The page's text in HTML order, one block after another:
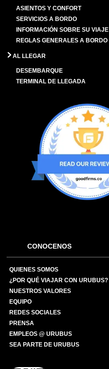
ASIENTOS Y CONFORT
SERVICIOS A BORDO
INFORMACIÓN SOBRE SU VIAJE
REGLAS GENERALES A BORDO
AL LLEGAR
DESEMBARQUE
TERMINAL DE LLEGADA
CONOCENOS
QUIENES SOMOS
¿POR QUÉ VIAJAR CON URUBUS?
NUESTROS VALORES
EQUIPO
REDES SOCIALES
PRENSA
EMPLEOS @ URUBUS
SEA PARTE DE URUBUS